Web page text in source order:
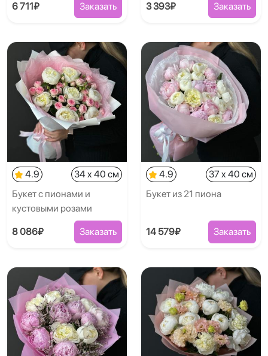
6 711₽ Заказать 3 393₽ Заказать
4.9
34 x 40 см
Букет с пионами и
кустовыми розами
8 086₽ Заказать
4.9
37 x 40 см
Букет из 21 пиона
14 579₽ Заказать